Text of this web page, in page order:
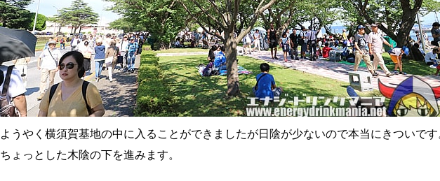
ようやく横須賀基地の中に入ることができましたが日陰が少ないので本当にきついです
ちょっとした木陰の下を進みます。